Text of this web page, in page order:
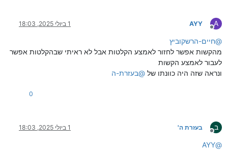
A
מנותק
AYY 1 ביולי 2025, 18:03
@חיים-הרשקוביץ
מהקשות אפשר לחזור לאמצע הקלטות אבל לא ראיתי שבהקלטות אפשר
לעבור לאמצע הקשות
ונראה שזה היה כוונתו של @בעזרת-ה
0
ב
מנותק
בעזרת ה' 1 ביולי 2025, 18:03
@
AYY